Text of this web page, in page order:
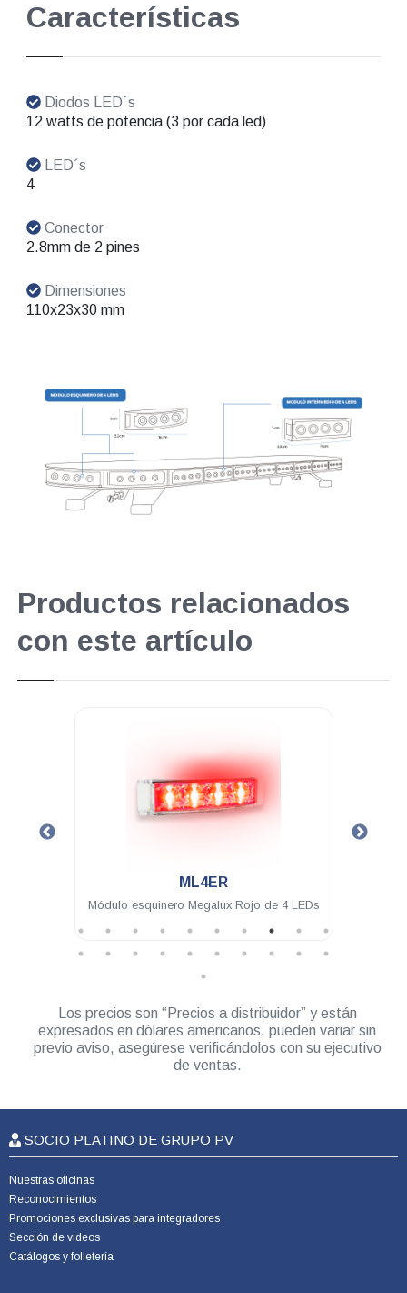
Características
Diodos LED´s
12 watts de potencia (3 por cada led)
LED´s
4
Conector
2.8mm de 2 pines
Dimensiones
110x23x30 mm
Productos relacionados
con este artículo
Módulo esquinero Megalux Rojo de 4 LEDs
Los precios son “Precios a distribuidor” y están
expresados en dólares americanos, pueden variar sin
previo aviso, asegúrese verificándolos con su ejecutivo
de ventas.
SOCIO PLATINO DE GRUPO PV
Nuestras oficinas
Reconocimientos
Promociones exclusivas para integradores
Sección de videos
Catálogos y folletería